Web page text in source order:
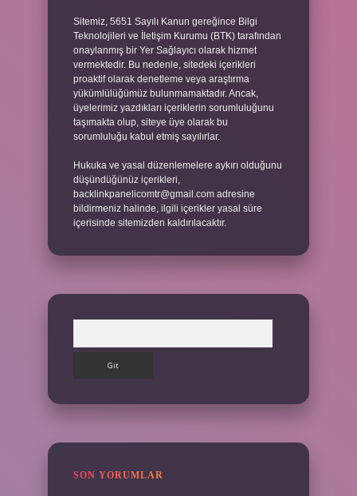
Sitemiz, 5651 Sayılı Kanun gereğince Bilgi
Teknolojileri ve İletişim Kurumu (BTK) tarafından
onaylanmış bir Yer Sağlayıcı olarak hizmet
vermektedir. Bu nedenle, sitedeki içerikleri
proaktif olarak denetleme veya araştırma
yükümlülüğümüz bulunmamaktadır. Ancak,
üyelerimiz yazdıkları içeriklerin sorumluluğunu
taşımakta olup, siteye üye olarak bu
sorumluluğu kabul etmiş sayılırlar.
Hukuka ve yasal düzenlemelere aykırı olduğunu
düşündüğünüz içerikleri,
backlinkpanelicomtr@gmail.com adresine
bildirmeniz halinde, ilgili içerikler yasal süre
içerisinde sitemizden kaldırılacaktır.
SON YORUMLAR